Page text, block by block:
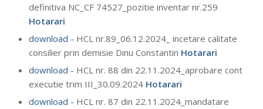
definitiva NC_CF 74527_pozitie inventar nr.259
Hotarari
download - HCL nr.89_06.12.2024_ incetare calitate
consilier prin demisie Dinu Constantin Hotarari
download - HCL nr. 88 din 22.11.2024_aprobare cont
executie trim III_30.09.2024 Hotarari
download - HCL nr. 87 din 22.11.2024_mandatare